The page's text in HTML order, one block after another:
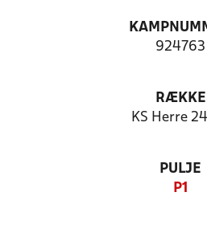
924763
RÆKKE
KS Herre
PULJE
P1